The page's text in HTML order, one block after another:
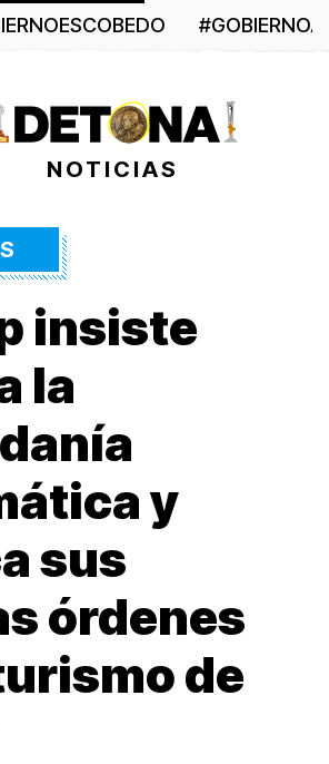
NOTICIAS
insiste
la
y
sus
órdenes
de